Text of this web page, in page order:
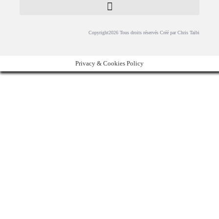
Copyright2026 Tous droits réservés Créé par Chris Taibi
Privacy & Cookies Policy